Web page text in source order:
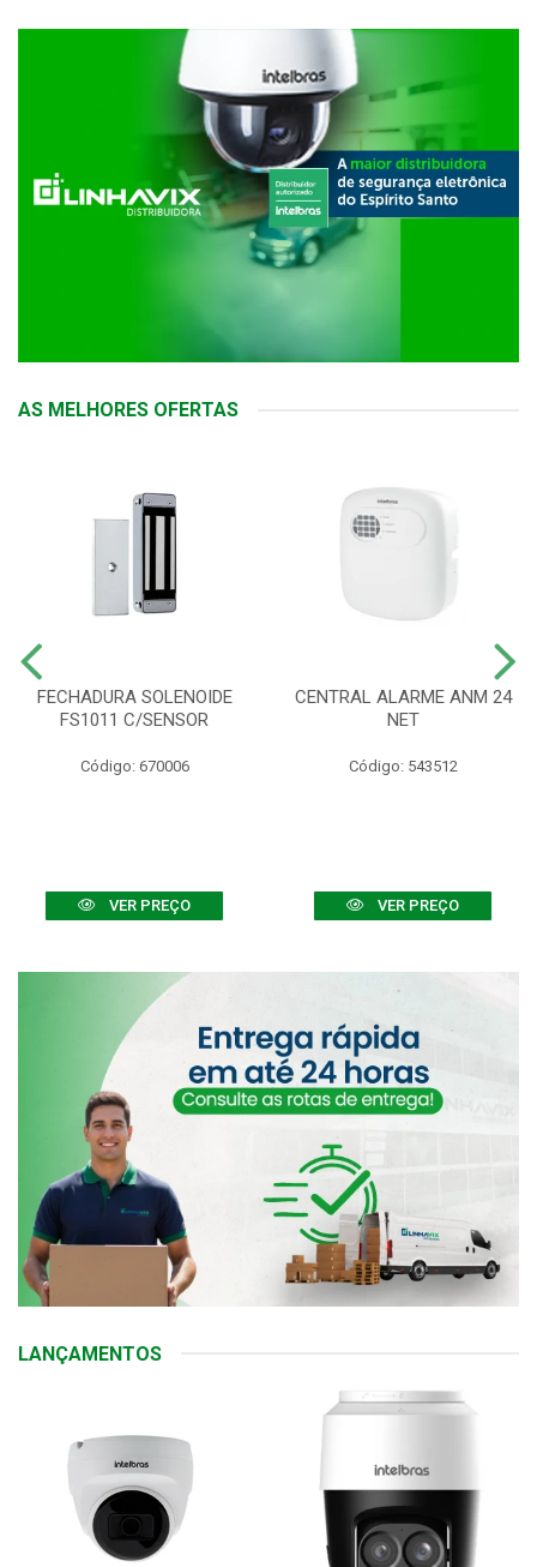
AS MELHORES OFERTAS
FECHADURA SOLENOIDE
FS1011 C/SENSOR
Código: 670006
VER PREÇO
CENTRAL ALARME ANM 24
NET
Código: 543512
VER PREÇO
LANÇAMENTOS